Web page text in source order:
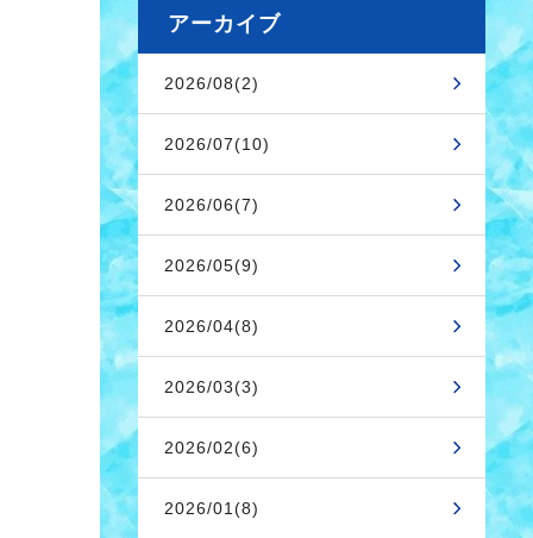
アーカイブ
2026/08(2)
2026/07(10)
2026/06(7)
2026/05(9)
2026/04(8)
2026/03(3)
2026/02(6)
2026/01(8)